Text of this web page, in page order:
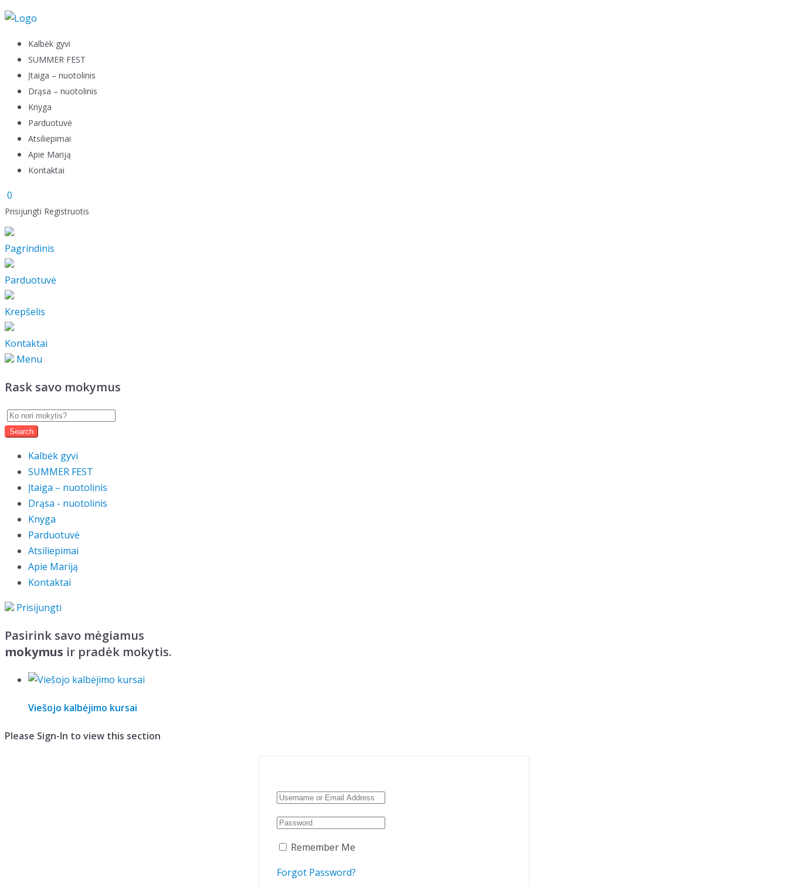
Skip to content
Kalbėk gyvi
SUMMER FEST
Įtaiga – nuotolinis
Drąsa – nuotolinis
Knyga
Parduotuvė
Atsiliepimai
Apie Mariją
Kontaktai
0
Prisijungti Registruotis
Pagrindinis
Parduotuvė
Krepšelis
Kontaktai
Menu
Rask savo mokymus
Kalbėk gyvi
SUMMER FEST
Įtaiga – nuotolinis
Drąsa - nuotolinis
Knyga
Parduotuvė
Atsiliepimai
Apie Mariją
Kontaktai
Prisijungti
Pasirink savo mėgiamus
mokymus ir pradėk mokytis.
Viešojo kalbėjimo kursai
Please Sign-In to view this section
Remember Me
Forgot Password?